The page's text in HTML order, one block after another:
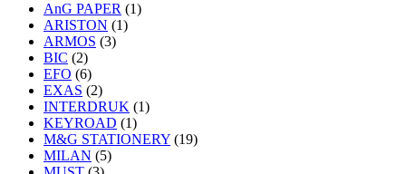
AnG PAPER (1)
ARISTON (1)
ARMOS (3)
BIC (2)
EFO (6)
EXAS (2)
INTERDRUK (1)
KEYROAD (1)
M&G STATIONERY (19)
MILAN (5)